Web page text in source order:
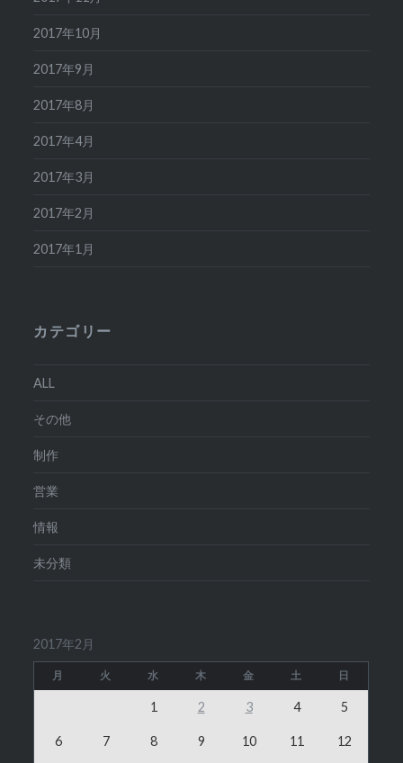
2017年10月
2017年9月
2017年8月
2017年4月
2017年3月
2017年2月
2017年1月
カテゴリー
ALL
その他
制作
営業
情報
未分類
2017年2月
月 火 水 木 金 土 日
1 2 3 4 5
6 7 8 9 10 11 12